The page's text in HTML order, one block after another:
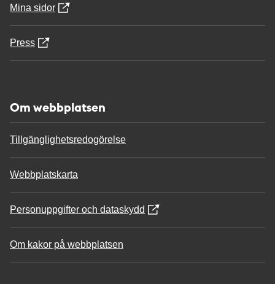
Mina sidor
Press
Om webbplatsen
Tillgänglighetsredogörelse
Webbplatskarta
Personuppgifter och dataskydd
Om kakor på webbplatsen